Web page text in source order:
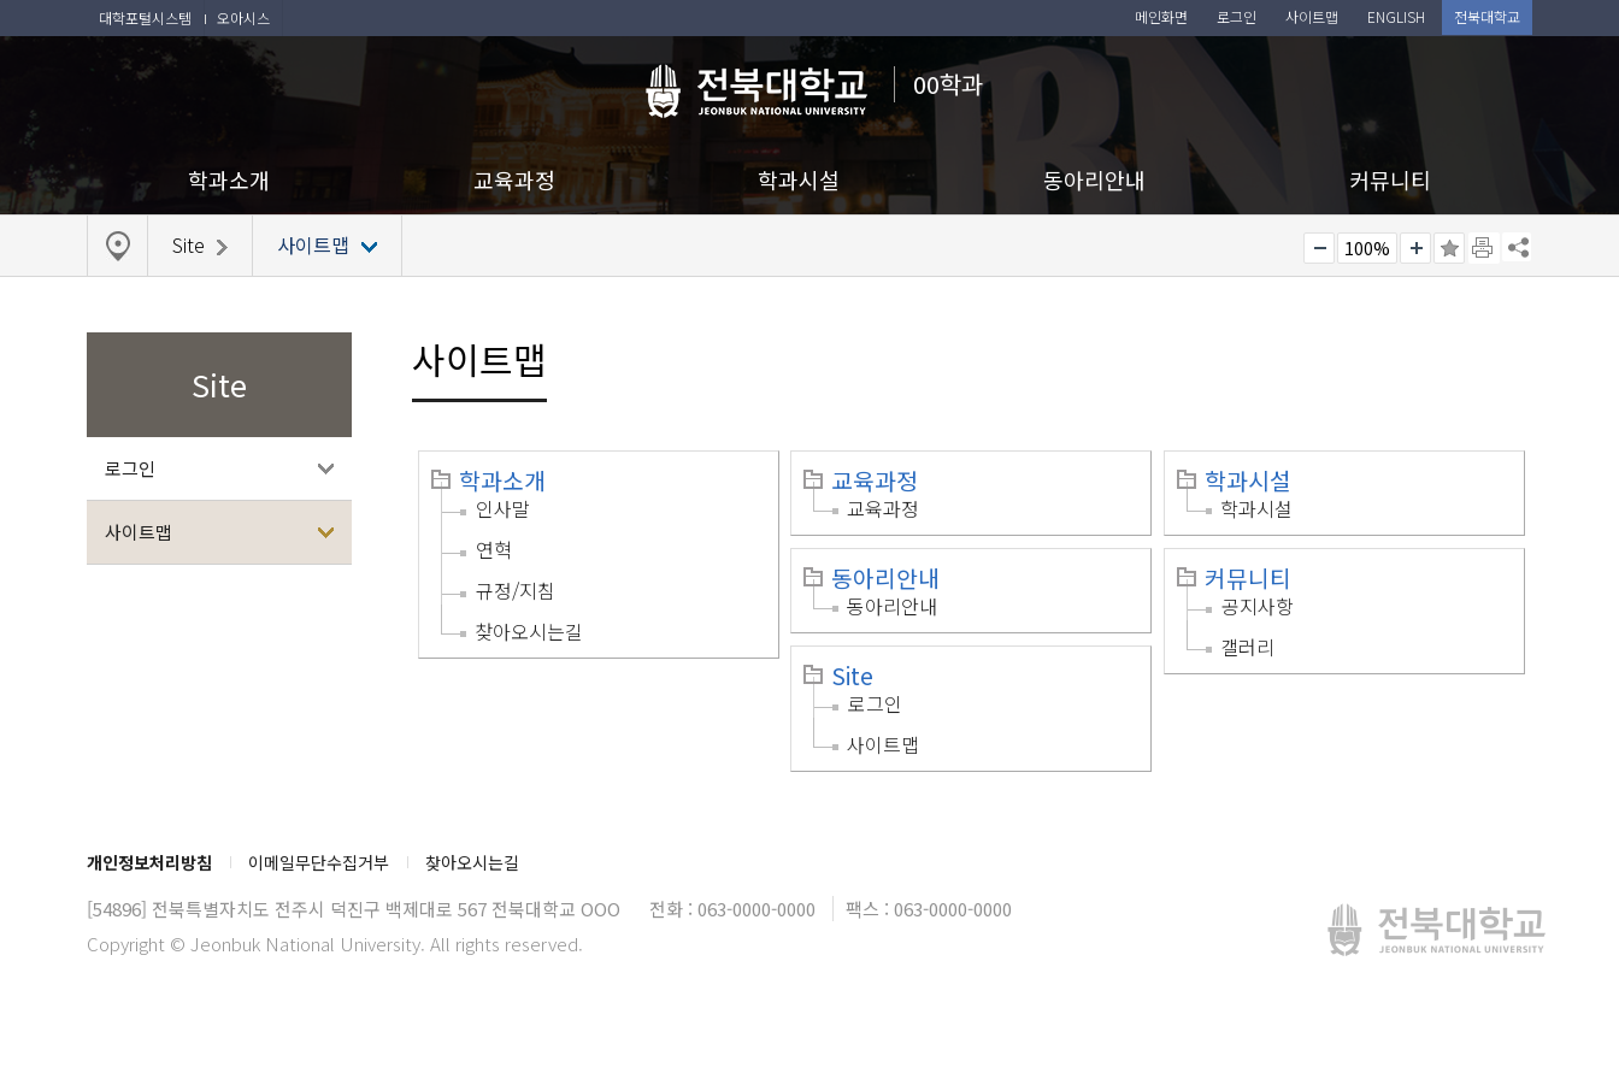
대학포털시스템 오아시스
00학과
메인화면 로그인 사이트맵 ENGLISH 전북대학교
학과소개 교육과정 학과시설 동아리안내 커뮤니티
Site 사이트맵 100%
Site
로그인
사이트맵
사이트맵
학과소개
인사말
연혁
규정/지침
찾아오시는길
교육과정
교육과정
학과시설
학과시설
동아리안내
동아리안내
커뮤니티
공지사항
갤러리
Site
로그인
사이트맵
개인정보처리방침 이메일무단수집거부 찾아오시는길
[54896] 전북특별자치도 전주시 덕진구 백제대로 567 전북대학교 OOO 전화 : 063-0000-0000
팩스 : 063-0000-0000
Copyright © Jeonbuk National University. All rights reserved.